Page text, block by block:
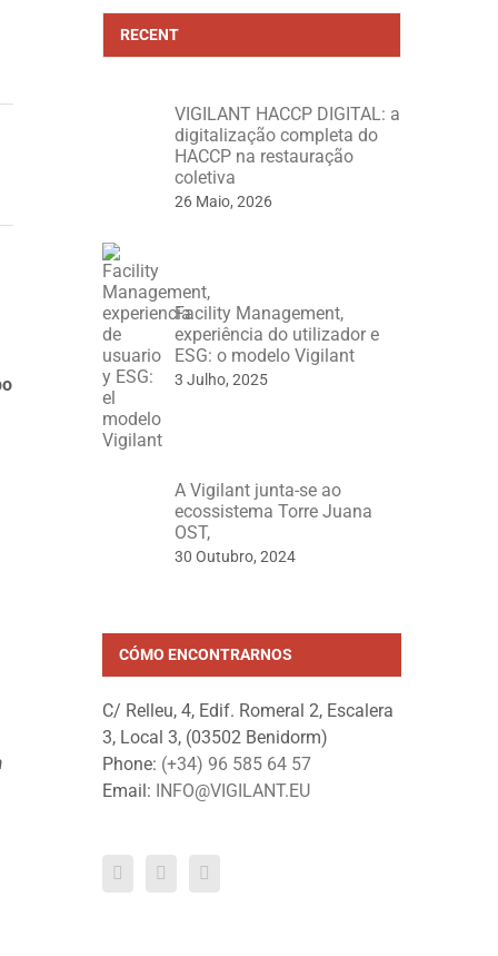
RECENT
VIGILANT HACCP DIGITAL: a
digitalização completa do
HACCP na restauração
coletiva
26 Maio, 2026
Facility Management,
experiência do utilizador e
ESG: o modelo Vigilant
3 Julho, 2025
A Vigilant junta-se ao
ecossistema Torre Juana
OST,
30 Outubro, 2024
CÓMO ENCONTRARNOS
C/ Relleu, 4, Edif. Romeral 2, Escalera
3, Local 3, (03502 Benidorm)
Phone: (+34) 96 585 64 57
Email: INFO@VIGILANT.EU